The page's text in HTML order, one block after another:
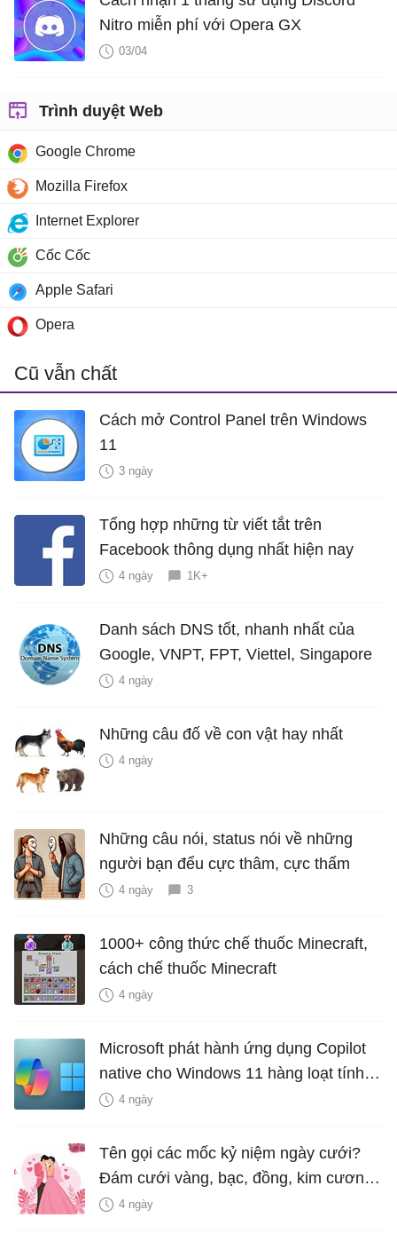
Nitro miễn phí với Opera GX
03/04
Trình duyệt Web
Google Chrome
Mozilla Firefox
Internet Explorer
Cốc Cốc
Apple Safari
Opera
Cũ vẫn chất
Cách mở Control Panel trên Windows
11
3 ngày
Tổng hợp những từ viết tắt trên
Facebook thông dụng nhất hiện nay
4 ngày 1K+
Danh sách DNS tốt, nhanh nhất của
Google, VNPT, FPT, Viettel, Singapore
4 ngày
Những câu đố về con vật hay nhất
4 ngày
Những câu nói, status nói về những
người bạn đểu cực thâm, cực thấm
4 ngày 3
1000+ công thức chế thuốc Minecraft,
cách chế thuốc Minecraft
4 ngày
Microsoft phát hành ứng dụng Copilot
native cho Windows 11 hàng loạt tính
năng mới Hữu Ích
4 ngày
Tên gọi các mốc kỷ niệm ngày cưới?
Đám cưới vàng, bạc, đồng, kim cương
là bao nhiêu năm?
4 ngày